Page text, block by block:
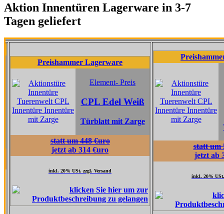
Aktion Innentüren Lagerware in 3-7
Tagen geliefert
Preishammer Lagerware
Element- Preis
CPL Edel Weiß
Türblatt mit Zarge
statt um 448 €uro
jetzt ab 314 €uro
inkl. 20% USt. zzgl. Versand
Preishammer
CPL
Grau
Türblatt
statt um 517 €uro
jetzt ab 362 €uro
inkl. 20% USt. zzgl. Versand